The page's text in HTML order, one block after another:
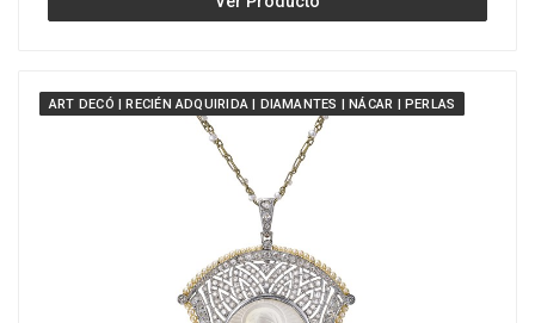
ART DECÓ | RECIÉN ADQUIRIDA | DIAMANTES | NÁCAR | PERLAS